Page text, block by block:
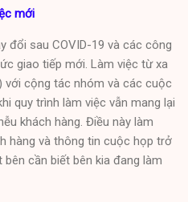
mới
đổi sau COVID-19 và các công
giao tiếp mới. Làm việc từ xa
với cộng tác nhóm và các cuộc
quy trình làm việc vẫn mang lại
khách hàng. Điều này làm
hàng và thông tin cuộc họp trở
cần biết bên kia đang làm